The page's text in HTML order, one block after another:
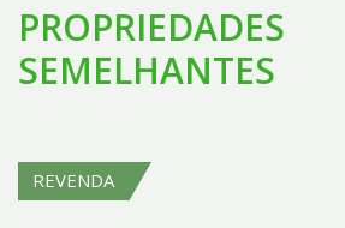
PROPRIEDADES
SEMELHANTES
REVENDA